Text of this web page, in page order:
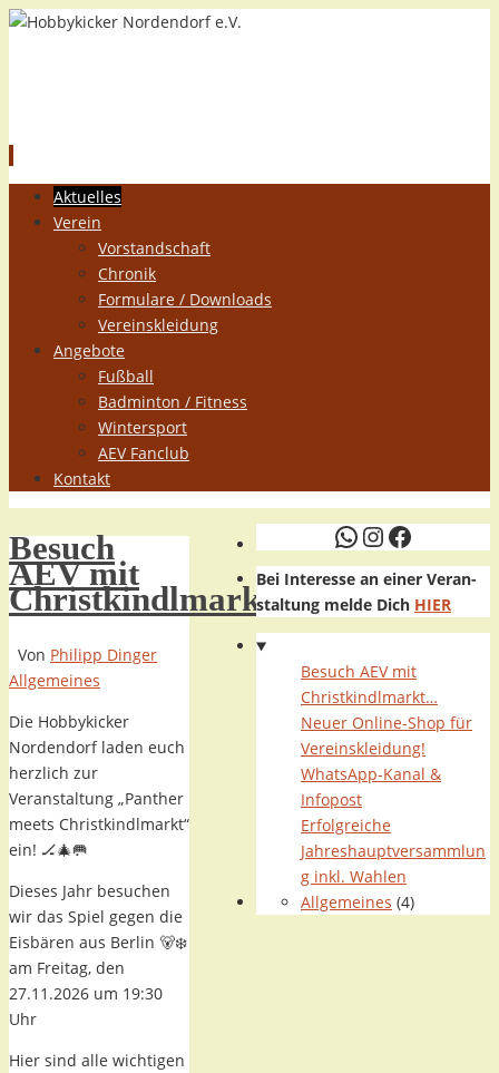
Zum
Inhalt
Aktuelles
Verein
Vorstandschaft
Chronik
Formulare / Downloads
Vereinskleidung
Angebote
Fußball
Badminton / Fitness
Wintersport
AEV Fanclub
Kontakt
Besuch
AEV mit
Christkindlmarkt…
Von Philipp Dinger
Allgemeines
Die Hobbykicker
Nordendorf laden euch
herzlich zur
Veranstaltung „Panther
meets Christkindlmarkt“
ein! 🏒🎄🥅
Dieses Jahr besuchen
wir das Spiel gegen die
Eisbären aus Berlin 🐻‍❄️
am Freitag, den
27.11.2026 um 19:30
Uhr
Hier sind alle wichtigen
WhatsApp
Instagram
Bei Interesse an einer Veran-
staltung melde Dich HIER
Besuch AEV mit
Christkindlmarkt…
Neuer Online-Shop für
Vereinskleidung!
WhatsApp-Kanal &
Infopost
Erfolgreiche
Jahreshauptversammlun
g inkl. Wahlen
Allgemeines (4)